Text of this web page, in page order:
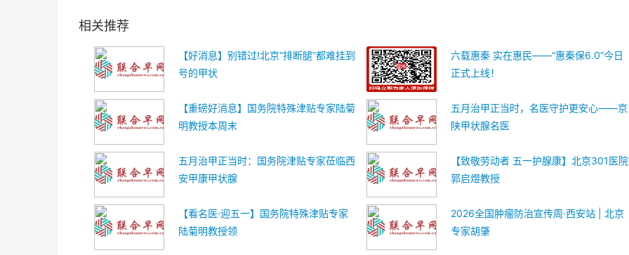
相关推荐
【好消息】别错过!北京“排断腿”都难挂到
号的甲状
六载惠秦 实在惠民——“惠秦保6.0”今日
正式上线！
【重磅好消息】国务院特殊津贴专家陆菊
明教授本周末
五月治甲正当时，名医守护更安心——京
陕甲状腺名医
五月治甲正当时：国务院津贴专家莅临西
安甲康甲状腺
【致敬劳动者 五一护腺康】北京301医院
郭启煜教授
【看名医·迎五一】国务院特殊津贴专家
陆菊明教授领
2026全国肿瘤防治宣传周·西安站 | 北京
专家胡肇